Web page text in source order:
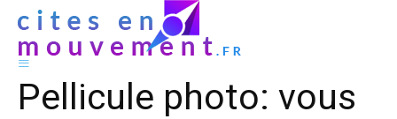
Pellicule photo: vous